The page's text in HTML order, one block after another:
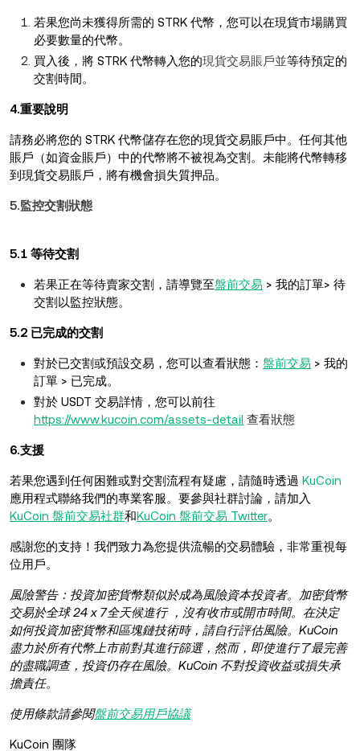
若果您尚未獲得所需的 STRK 代幣，您可以在現貨市場購買
必要數量的代幣。
買入後，將 STRK 代幣轉入您的現貨交易賬戶並等待預定的
交割時間。
4.重要說明
請務必將您的 STRK 代幣儲存在您的現貨交易賬戶中。任何其他
賬戶（如資金賬戶）中的代幣將不被視為交割。未能將代幣轉移
到現貨交易賬戶，將有機會損失質押品。
5.監控交割狀態
5.1 等待交割
若果正在等待賣家交割，請導覽至盤前交易 > 我的訂單> 待
交割以監控狀態。
5.2 已完成的交割
對於已交割或預設交易，您可以查看狀態： 盤前交易 > 我的
訂單 > 已完成。
對於 USDT 交易詳情，您可以前往
https://www.kucoin.com/assets-detail 查看狀態
6.支援
若果您遇到任何困難或對交割流程有疑慮，請隨時透過 KuCoin
應用程式聯絡我們的專業客服。要參與社群討論，請加入
KuCoin 盤前交易社群和KuCoin 盤前交易 Twitter。
感謝您的支持！我們致力為您提供流暢的交易體驗，非常重視每
位用戶。
風險警告：投資加密貨幣類似於成為風險資本投資者。加密貨幣
交易於全球 24 x 7全天候進行 ，沒有收市或開市時間。在決定
如何投資加密貨幣和區塊鏈技術時，請自行評估風險。KuCoin
盡力於所有代幣上市前對其進行篩選，然而，即使進行了最完善
的盡職調查，投資仍存在風險。KuCoin 不對投資收益或損失承
擔責任。
使用條款請參閱盤前交易用戶協議
KuCoin 團隊